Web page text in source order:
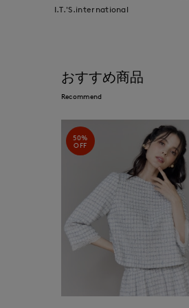
I.T.'S.international
おすすめ商品
Recommend
50%
OFF